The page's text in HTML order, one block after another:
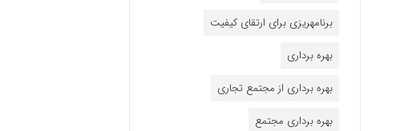
برنامه‎ریزی برای ارتقای کیفیت
بهره برداری
بهره برداری از مجتمع تجاری
بهره برداری مجتمع